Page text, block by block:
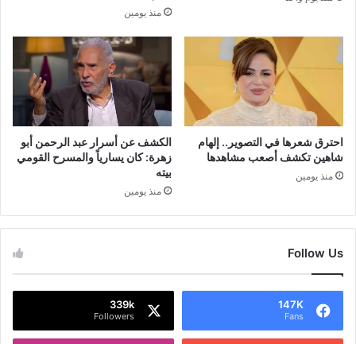
منذ يومين
احترق شعرها في التصوير.. إلهام
شاهين تكشف أصعب مشاهدها
منذ يومين
الكشف عن أسرار عبد الرحمن أبو
زهرة: كان يسارياً والمسرح القومي
بيته
منذ يومين
Follow Us
147K
Fans
339k
Followers